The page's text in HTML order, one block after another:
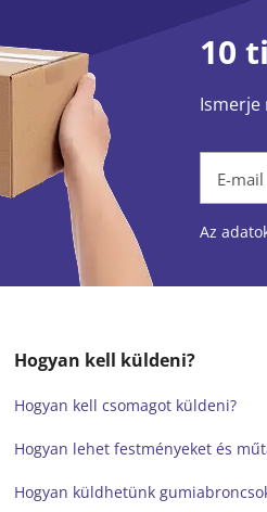
10
Ismerje
E-
Az
Hogyan kell küldeni?
Hogyan kell csomagot küldeni?
Hogyan lehet festményeket és
Hogyan küldhetünk